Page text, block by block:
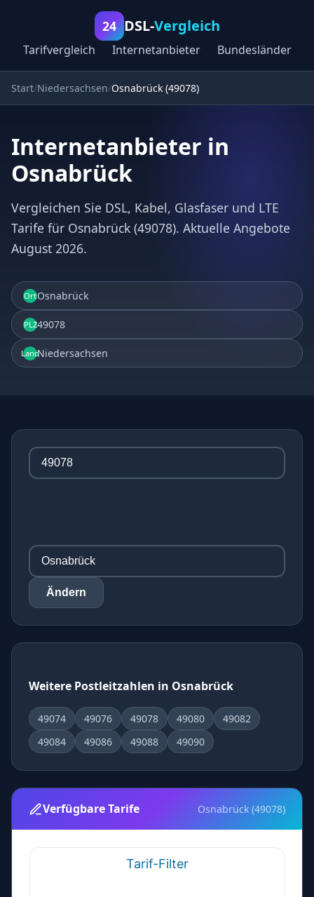
24 DSL-Vergleich
Tarifvergleich Internetanbieter Bundesländer
Start Niedersachsen Osnabrück (49078)
Internetanbieter in
Osnabrück
Vergleichen Sie DSL, Kabel, Glasfaser und LTE
Tarife für Osnabrück (49078). Aktuelle Angebote
August 2026.
OrtOsnabrück
PLZ49078
LandNiedersachsen
Ändern
Weitere Postleitzahlen in Osnabrück
49074 49076 49078 49080
49082
49084
49086 49088 49090
Verfügbare Tarife Osnabrück (49078)